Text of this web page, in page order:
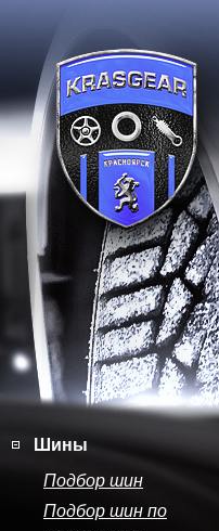
Шины
Подбор шин
Подбор шин по